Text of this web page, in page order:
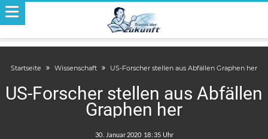
Startseite Wissenschaft US-Forscher stellen aus Abfällen Graphen her
US-Forscher stellen aus Abfällen
Graphen her
: